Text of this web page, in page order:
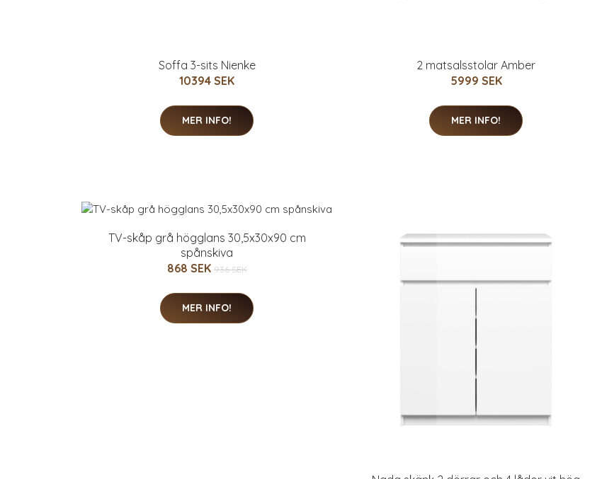
Soffa 3-sits Nienke
10394 SEK
MER INFO!
2 matsalsstolar Amber
5999 SEK
MER INFO!
TV-skåp grå högglans 30,5x30x90 cm
spånskiva
868 SEK 936 SEK
MER INFO!